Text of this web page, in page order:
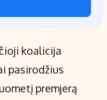
koalicija
pasirodžius
premjerą